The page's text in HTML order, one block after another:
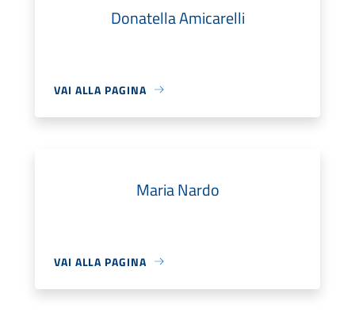
Donatella Amicarelli
VAI ALLA PAGINA
Maria Nardo
VAI ALLA PAGINA